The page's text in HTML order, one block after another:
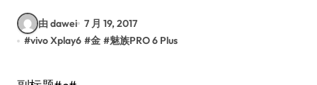
由 dawei 7 月 19, 2017
#vivo Xplay6 #金 #魅族PRO 6 Plus